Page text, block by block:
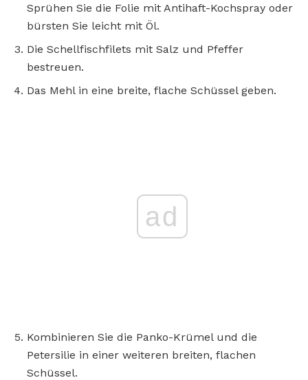
Sprühen Sie die Folie mit Antihaft-Kochspray oder
bürsten Sie leicht mit Öl.
Die Schellfischfilets mit Salz und Pfeffer
bestreuen.
Das Mehl in eine breite, flache Schüssel geben.
ad
Kombinieren Sie die Panko-Krümel und die
Petersilie in einer weiteren breiten, flachen
Schüssel.